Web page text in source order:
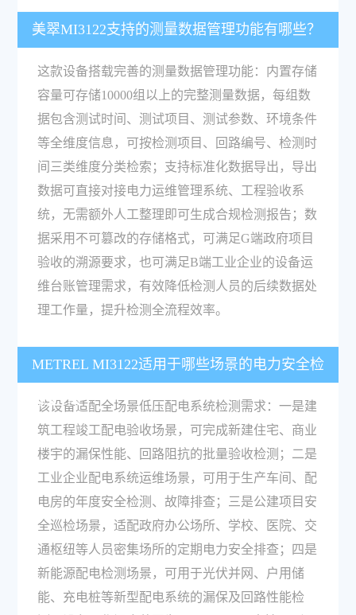
美翠MI3122支持的测量数据管理功能有哪些？
这款设备搭载完善的测量数据管理功能：内置存储
容量可存储10000组以上的完整测量数据，每组数
据包含测试时间、测试项目、测试参数、环境条件
等全维度信息，可按检测项目、回路编号、检测时
间三类维度分类检索；支持标准化数据导出，导出
数据可直接对接电力运维管理系统、工程验收系
统，无需额外人工整理即可生成合规检测报告；数
据采用不可篡改的存储格式，可满足G端政府项目
验收的溯源要求，也可满足B端工业企业的设备运
维台账管理需求，有效降低检测人员的后续数据处
理工作量，提升检测全流程效率。
METREL MI3122适用于哪些场景的电力安全检
测工作？
该设备适配全场景低压配电系统检测需求：一是建
筑工程竣工配电验收场景，可完成新建住宅、商业
楼宇的漏保性能、回路阻抗的批量验收检测；二是
工业企业配电系统运维场景，可用于生产车间、配
电房的年度安全检测、故障排查；三是公建项目安
全巡检场景，适配政府办公场所、学校、医院、交
通枢纽等人员密集场所的定期电力安全排查；四是
新能源配电检测场景，可用于光伏并网、户用储
能、充电桩等新型配电系统的漏保及回路性能检